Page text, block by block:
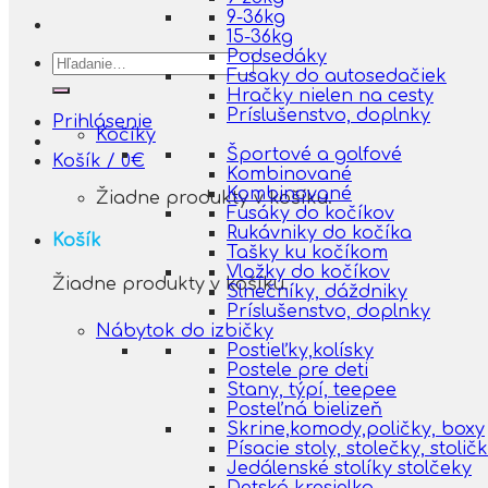
Hľadať:
Prihlásenie
Košík / 0€
Žiadne produkty v košíku.
Košík
Žiadne produkty v košíku.
9-36kg
15-36kg
Podsedáky
Fusaky do autosedačiek
Hračky nielen na cesty
Príslušenstvo, doplnky
Kočíky
Športové a golfové
Kombinované
Kombinované
Fusáky do kočíkov
Rukávniky do kočíka
Tašky ku kočíkom
Vložky do kočíkov
Slnečníky, dáždniky
Príslušenstvo, doplnky
Nábytok do izbičky
Postieľky,kolísky
Postele pre deti
Stany, týpí, teepee
Posteľná bielizeň
Skrine,komody,poličky, boxy
Písacie stoly, stolečky,
Jedálenské stolíky stolčeky